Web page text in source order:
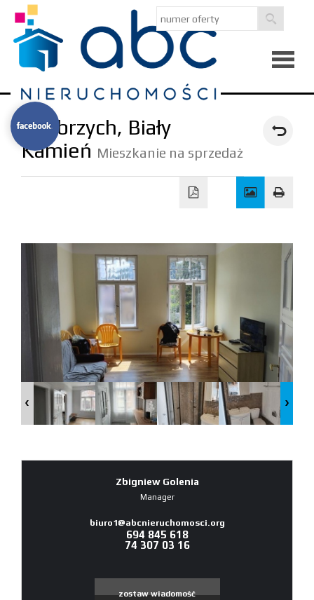
firmie
Kredyty
Kontakt
Wałbrzych, Biały
Kamień Mieszkanie na sprzedaż
Zbigniew Golenia
Manager
biuro1@abcnieruchomosci.org
694 845 618
74 307 03 16
zostaw wiadomość